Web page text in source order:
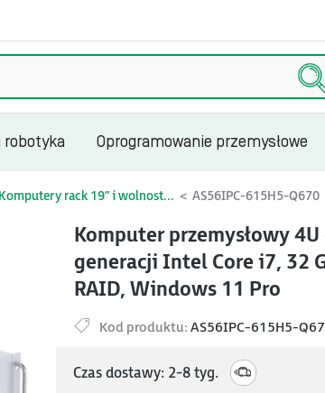
robotyka Oprogramowanie przemysłowe
Komputery rack 19” i wolnost... AS56IPC-615H5-Q670
Komputer przemysłowy
generacji Intel Core i7, 32
RAID, Windows 11 Pro
Kod produktu: AS56IPC-615H5-
Czas dostawy: 2-8 tyg.